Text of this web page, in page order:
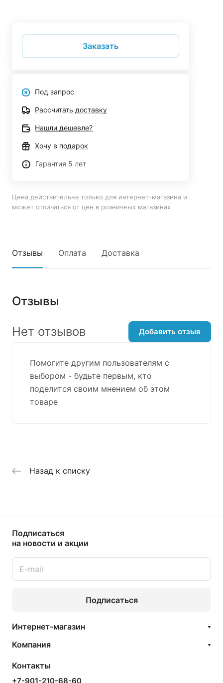
Заказать
Под запрос
Рассчитать доставку
Нашли дешевле?
Хочу в подарок
Гарантия 5 лет
Цена действительна только для интернет-магазина и
может отличаться от цен в розничных магазинах
Отзывы Оплата Доставка
Отзывы
Помогите другим пользователям с
выбором - будьте первым, кто
поделится своим мнением об этом
товаре
Нет отзывов Добавить отзыв
Назад к списку
Подписаться
на новости и акции
Подписаться
Интернет-магазин
Компания
Контакты
+7-901-210-68-60